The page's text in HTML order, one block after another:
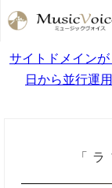
サイトドメイン
日から並行運
「